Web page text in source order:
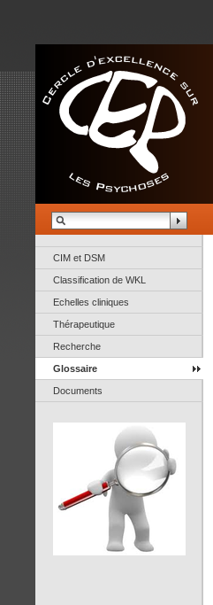
CIM et DSM
Classification de WKL
Echelles cliniques
Thérapeutique
Recherche
Glossaire
Documents